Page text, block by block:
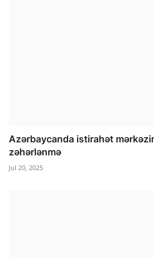
Azərbaycanda istirahət
zəhərlənmə
Jul 20, 2025